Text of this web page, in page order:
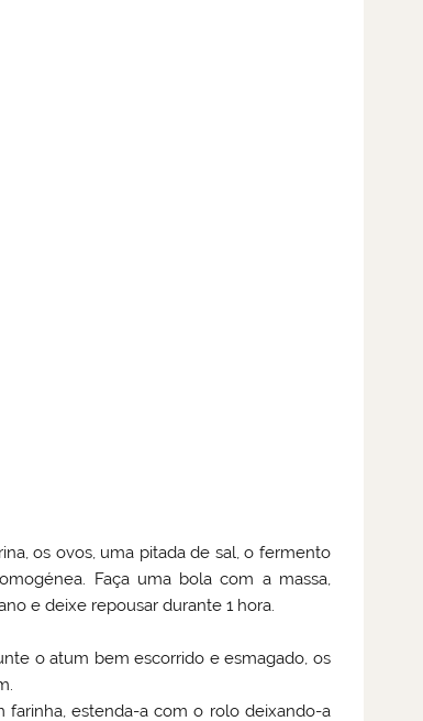
os ovos, uma pitada de sal, o fermento
Faça uma bola com a massa,
e deixe repousar durante 1 hora.
o atum bem escorrido e esmagado, os
farinha, estenda-a com o rolo deixando-a